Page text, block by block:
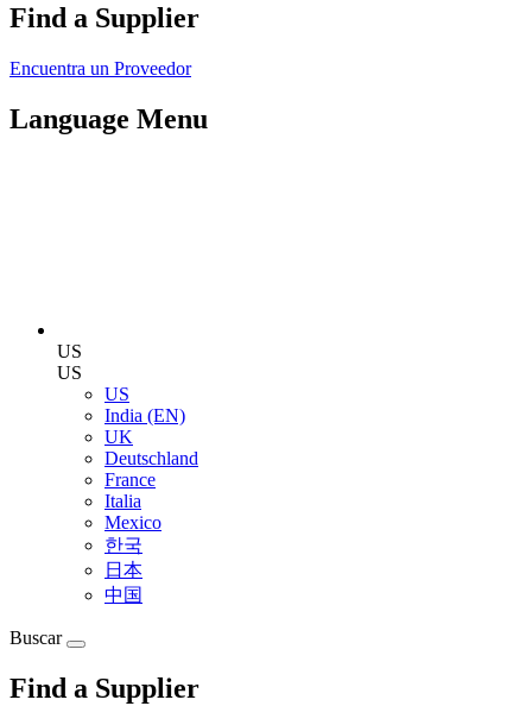
Find a Supplier
Encuentra un Proveedor
Language Menu
US
US
US
India (EN)
UK
Deutschland
France
Italia
Mexico
한국
日本
中国
Buscar
Find a Supplier